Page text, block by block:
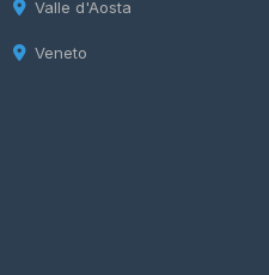
Valle d'Aosta
Veneto